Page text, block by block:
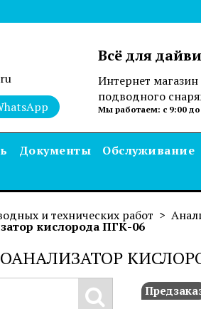
Всё для
Интернет магазин
подводного
Мы работаем: с 9:00 до
Документы Обслуживание
и технических работ
кислорода ПГК-06